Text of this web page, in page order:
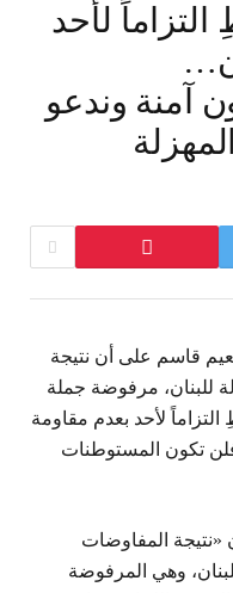
لأحد
آمنة وندعو
قاسم على أن نتيجة
للبنان، مرفوضة جملة
لأحد بعدم مقاومة
فلن تكون المستوطنات
«نتيجة المفاوضات
وهي المرفوضة